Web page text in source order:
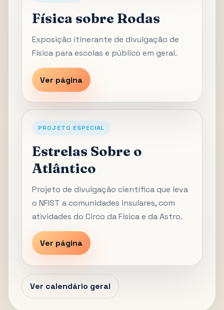
Física sobre Rodas
Exposição itinerante de divulgação de
Física para escolas e público em geral.
Ver página
PROJETO ESPECIAL
Estrelas Sobre o
Atlântico
Projeto de divulgação científica que leva
o NFIST a comunidades insulares, com
atividades do Circo da Física e da Astro.
Ver página
Ver calendário geral